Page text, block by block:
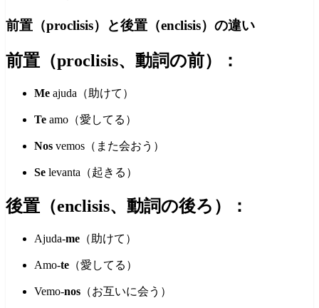
前置（proclisis）と後置（enclisis）の違い
前置（proclisis、動詞の前）：
Me ajuda（助けて）
Te amo（愛してる）
Nos vemos（また会おう）
Se levanta（起きる）
後置（enclisis、動詞の後ろ）：
Ajuda-me （助けて）
Amo-te （愛してる）
Vemo-nos （お互いに会う）